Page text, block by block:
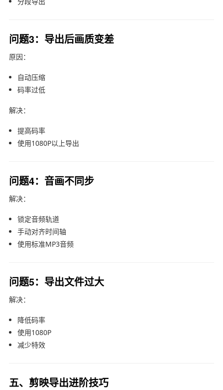
问题3：导出后画质变差
原因：
自动压缩
码率过低
解决：
提高码率
使用1080P以上导出
问题4：音画不同步
解决：
锁定音频轨道
手动对齐时间轴
使用标准MP3音频
问题5：导出文件过大
解决：
降低码率
使用1080P
减少特效
五、剪映导出进阶技巧